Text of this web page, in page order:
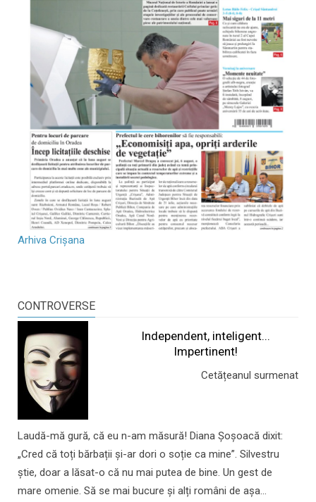
Arhiva Crișana
CONTROVERSE
Independent, inteligent...
Impertinent!
Cetățeanul surmenat
Laudă-mă gură, că eu n-am măsură! Diana Șoșoacă dixit:
„Cred că toți bărbații și-ar dori o soție ca mine”. Silvestru
știe, doar a lăsat-o că nu mai putea de bine. Un gest de
mare omenie. Să se mai bucure și alți români de așa...